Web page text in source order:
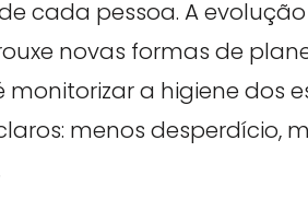
cada pessoa. A evolução
novas formas de
monitorizar a higiene dos
menos desperdício,